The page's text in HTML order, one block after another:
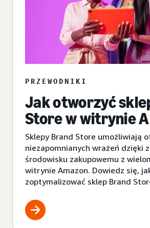
PRZEWODNIKI
Jak otworzyć
Store w witrynie
Sklepy Brand Store umożliwiają
niezapomnianych wrażeń dzięki
środowisku zakupowemu z
witrynie Amazon. Dowiedz się,
zoptymalizować sklep Brand